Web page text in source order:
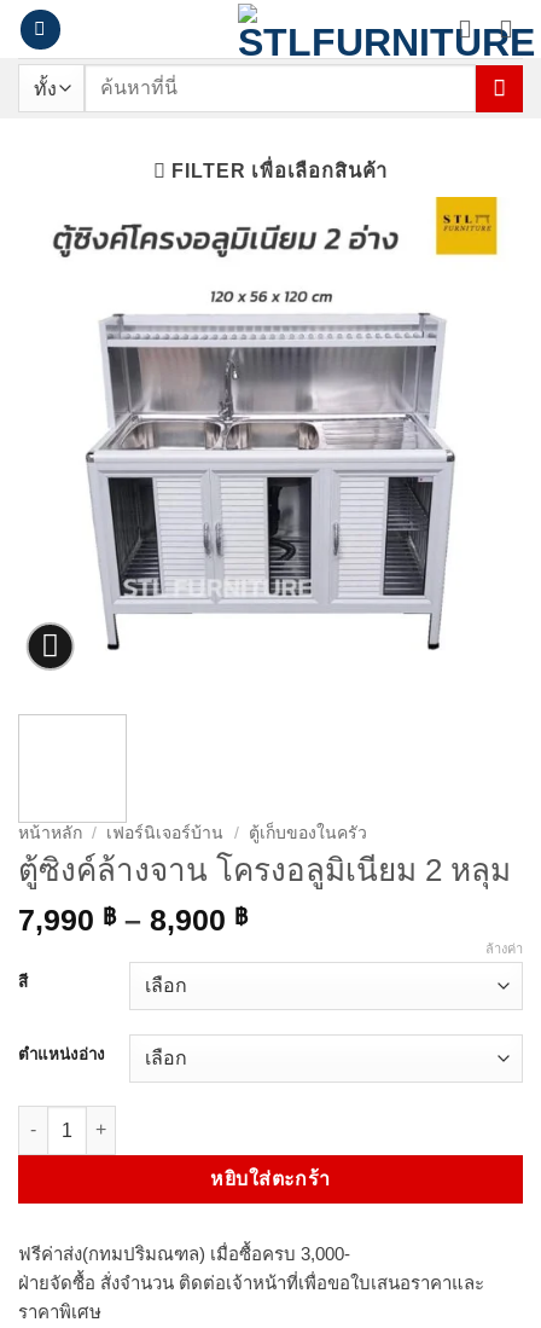
ข้าม
เนื้อหา
ค้นหา:
FILTER เพื่อเลือกสินค้า
หน้าหลัก / เฟอร์นิเจอร์บ้าน / ตู้เก็บของในครัว
ตู้ซิงค์ล้างจาน โครงอลูมิเนียม 2 หลุม
7,990 ฿ – 8,900 ฿Price
through
8,900 ฿
สี
ตำแหน่งอ่าง
ล้างค่า
หยิบใส่ตะกร้า
ฟรีค่าส่ง(กทมปริมณฑล) เมื่อซื้อครบ 3,000-
ฝ่ายจัดซื้อ สั่งจำนวน ติดต่อเจ้าหน้าที่เพื่อขอใบเสนอราคาและ
ราคาพิเศษ